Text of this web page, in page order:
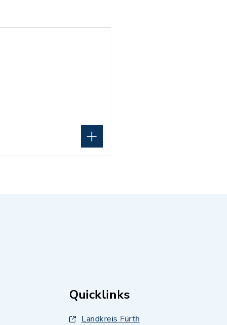
Quicklinks
Landkreis Fürth